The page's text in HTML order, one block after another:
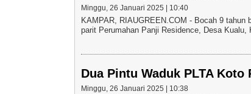
Minggu, 26 Januari 2025 | 10:40
KAMPAR, RIAUGREEN.COM - Bocah 9 tahun
parit Perumahan Panji Residence, Desa
Dua Pintu Waduk PLTA
Minggu, 26 Januari 2025 | 10:38